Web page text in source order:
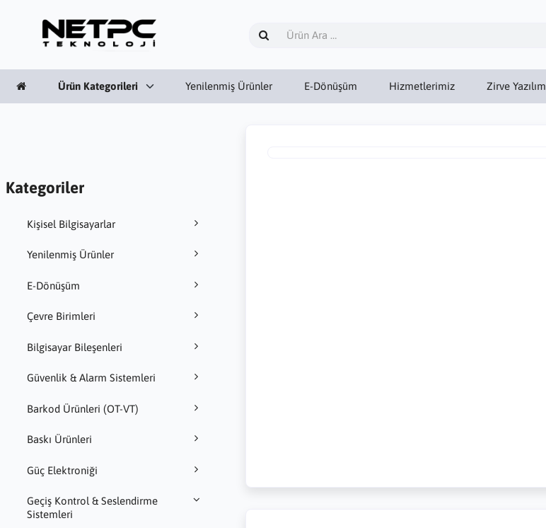
Ürün Kategorileri Yenilenmiş Ürünler E-Dönüşüm Hizmetlerimiz Zirve Yazılım
Kategoriler
Kişisel Bilgisayarlar
Yenilenmiş Ürünler
E-Dönüşüm
Çevre Birimleri
Bilgisayar Bileşenleri
Güvenlik & Alarm Sistemleri
Barkod Ürünleri (OT-VT)
Baskı Ürünleri
Güç Elektroniği
Geçiş Kontrol & Seslendirme
Sistemleri